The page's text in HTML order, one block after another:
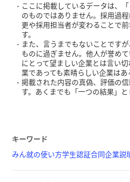
ここに掲載しているデータは、
のものではありません。採用過
更や採用担当者が変わることで
す。
また、言うまでもないことです
ものに過ぎません。他人が誉め
にとって望ましい企業とは言い
業であっても素晴らしい企業はあ
掲載された内容の真偽、評価の
す。あくまでも「一つの結果」
キーワード
みん就の使い方学生認証合同企業説